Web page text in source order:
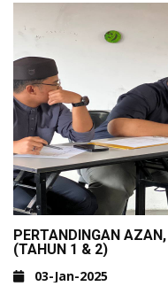
PERTANDINGAN
(TAHUN 1 & 2)
03-Jan-2025